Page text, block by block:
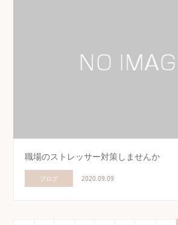
職場のストレッサー対策しませんか
ブログ 2020.09.09